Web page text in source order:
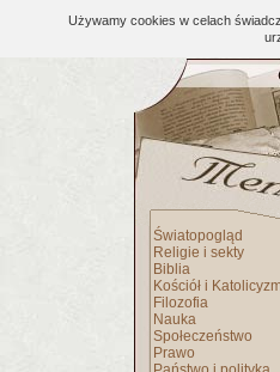
Używamy cookies w celach
Światopogląd
Religie i sekty
Biblia
Kościół i
Filozofia
Nauka
Społeczeństwo
Prawo